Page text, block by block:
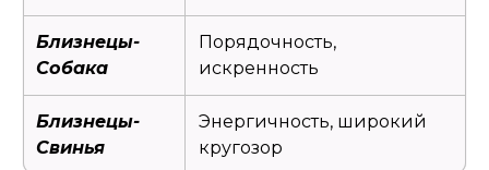
Близнецы-
Собака
Порядочность,
искренность
Близнецы-
Свинья
Энергичность, широкий
кругозор